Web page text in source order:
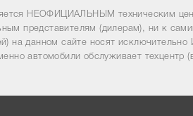
НЕОФИЦИАЛЬНЫМ техническим
представителям (дилерам), ни к
на данном сайте носят
автомобили обслуживает техцентр